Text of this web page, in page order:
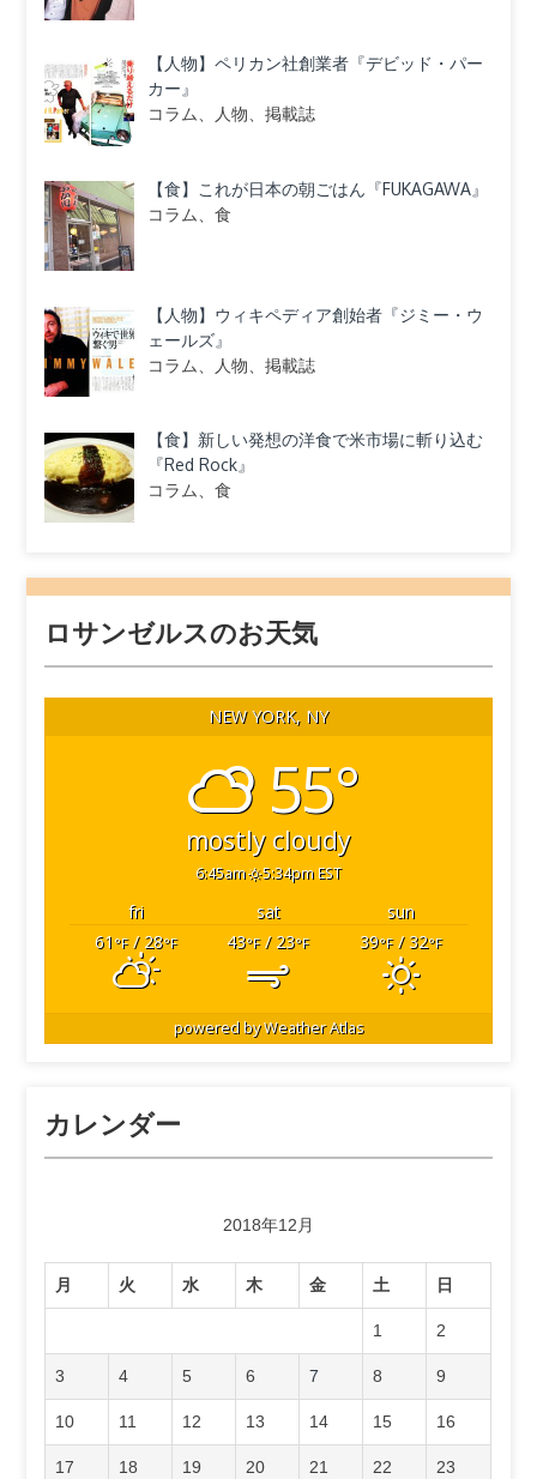
【人物】ペリカン社創業者『デビッド・パー
カー』
コラム、人物、掲載誌
【食】これが日本の朝ごはん『FUKAGAWA』
コラム、食
【人物】ウィキペディア創始者『ジミー・ウ
ェールズ』
コラム、人物、掲載誌
【食】新しい発想の洋食で米市場に斬り込む
『Red Rock』
コラム、食
ロサンゼルスのお天気
NEW YORK, NY
55°
mostly cloudy
6:45am 5:34pm EST
fri sat
sun
61 °F/ 28°F 43°F/ 23°F 39°F/ 32°F
powered byWeather Atlas
カレンダー
2018年12月
月 火 水 木 金 土 日
1 2
3 4 5 6 7 8 9
10 11 12 13 14 15 16
17 18 19 20 21 22 23